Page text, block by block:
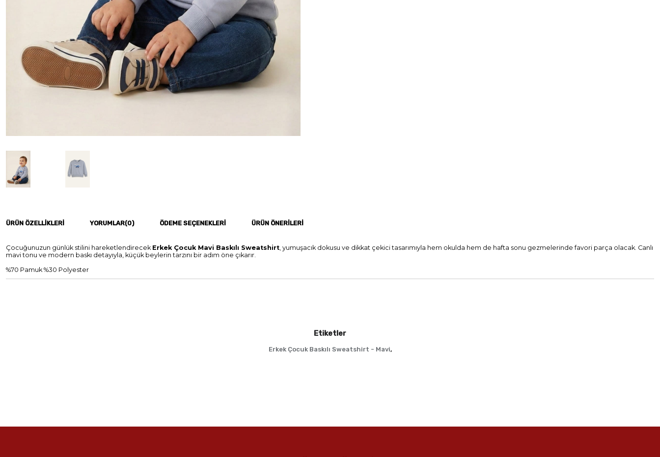
ÜRÜN ÖZELLIKLERI YORUMLAR(0) ÖDEME SEÇENEKLERI ÜRÜN ÖNERILERI
Çocuğunuzun günlük stilini hareketlendirecek Erkek Çocuk Mavi Baskılı Sweatshirt, yumuşacık dokusu ve dikkat çekici tasarımıyla hem okulda hem de hafta sonu gezmelerinde favori parça olacak. Canlı
mavi tonu ve modern baskı detayıyla, küçük beylerin tarzını bir adım öne çıkarır.
%70 Pamuk %30 Polyester
Etiketler
Erkek Çocuk Baskılı Sweatshirt - Mavi,